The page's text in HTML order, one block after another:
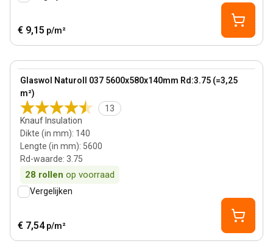
€ 9,15 p/m²
Glaswol Naturoll 037 5600x580x140mm Rd:3.75 (=3,25
m²)
13
Knauf Insulation
Dikte (in mm): 140
Lengte (in mm): 5600
Rd-waarde: 3.75
28 rollen op voorraad
View product
Vergelijken
€ 7,54 p/m²